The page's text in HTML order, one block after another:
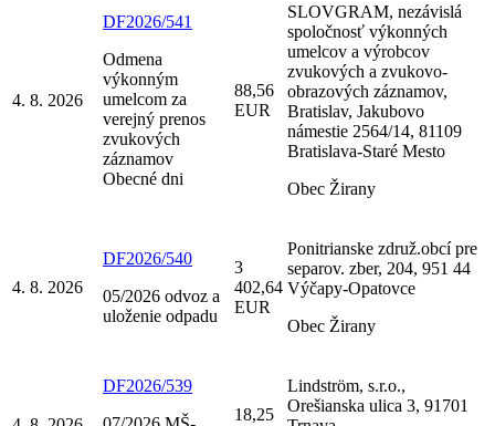
4. 8. 2026
DF2026/541
Odmena
výkonným
umelcom za
verejný prenos
zvukových
záznamov
Obecné dni
88,56
EUR
SLOVGRAM, nezávislá
spoločnosť výkonných
umelcov a výrobcov
zvukových a zvukovo-
obrazových záznamov,
Bratislav, Jakubovo
námestie 2564/14, 81109
Bratislava-Staré Mesto
Obec Žirany
4. 8. 2026
DF2026/540
05/2026 odvoz a
uloženie odpadu
3
402,64
EUR
Ponitrianske združ.obcí pre
separov. zber, 204, 951 44
Výčapy-Opatovce
Obec Žirany
DF2026/539
18,25
Lindström, s.r.o.,
Orešianska ulica 3, 91701